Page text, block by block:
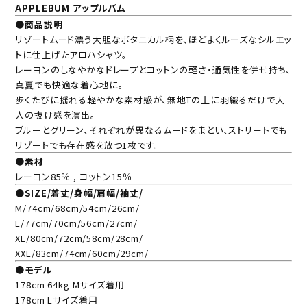
APPLEBUM アップルバム
●商品説明
リゾートムード漂う大胆なボタニカル柄を、ほどよくルーズなシルエッ
トに仕上げたアロハシャツ。
レーヨンのしなやかなドレープとコットンの軽さ・通気性を併せ持ち、
真夏でも快適な着心地に。
歩くたびに揺れる軽やかな素材感が、無地Tの上に羽織るだけで大
人の抜け感を演出。
ブルーとグリーン、それぞれが異なるムードをまとい、ストリートでも
リゾートでも存在感を放つ1枚です。
●素材
レーヨン85％ , コットン15％
●SIZE/着丈/身幅/肩幅/袖丈/
M/74cm/68cm/54cm/26cm/
L/77cm/70cm/56cm/27cm/
XL/80cm/72cm/58cm/28cm/
XXL/83cm/74cm/60cm/29cm/
●モデル
178cm 64kg Mサイズ着用
178cm Lサイズ着用